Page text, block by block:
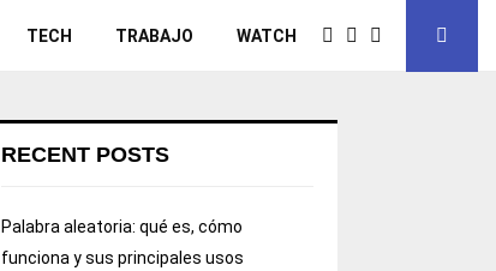
TECH TRABAJO WATCH
RECENT POSTS
Palabra aleatoria: qué es, cómo
funciona y sus principales usos